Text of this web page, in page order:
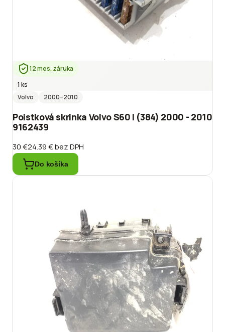
12 mes. záruka
1 ks
Volvo
2000–2010
Poistková skrinka Volvo S60 I (384) 2000 - 2010
9162439
30 €24.39 €bez DPH
Do košíka